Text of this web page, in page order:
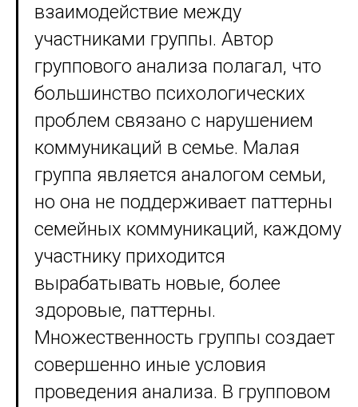
взаимодействие между
участниками группы. Автор
группового анализа полагал, что
большинство психологических
проблем связано с нарушением
коммуникаций в семье. Малая
группа является аналогом семьи,
но она не поддерживает паттерны
семейных коммуникаций, каждому
участнику приходится
вырабатывать новые, более
здоровые, паттерны.
Множественность группы создает
совершенно иные условия
проведения анализа. В групповом